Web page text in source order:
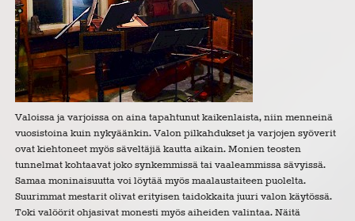
Valoissa ja varjoissa on aina tapahtunut kaikenlaista, niin menneinä
vuosistoina kuin nykyäänkin. Valon pilkahdukset ja varjojen syöverit
ovat kiehtoneet myös säveltäjiä kautta aikain. Monien teosten
tunnelmat kohtaavat joko synkemmissä tai vaaleammissa sävyissä.
Samaa moninaisuutta voi löytää myös maalaustaiteen puolelta.
Suurimmat mestarit olivat erityisen taidokkaita juuri valon käytössä.
Toki valöörit ohjasivat monesti myös aiheiden valintaa. Näitä